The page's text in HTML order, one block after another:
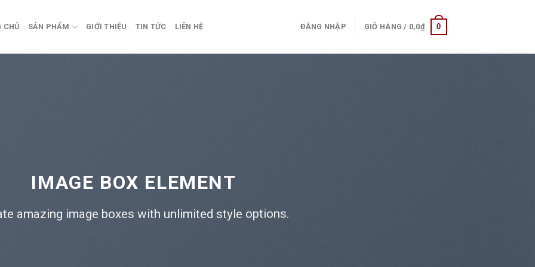
CHỦ SẢN PHẨM GIỚI THIỆU TIN TỨC LIÊN HỆ ĐĂNG NHẬP GIỎ HÀNG / 0,0₫ 0
IMAGE BOX ELEMENT
amazing image boxes with unlimited style options.